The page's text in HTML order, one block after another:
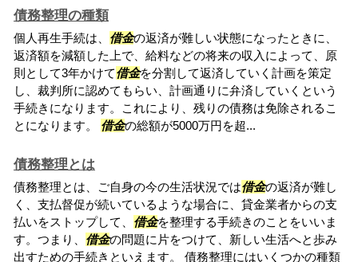
債務整理の種類
個人再生手続は、 借金の返済が難しい状態になったときに、
返済額を減額した上で、給料などの将来の収入によって、原
則として3年かけて借金を分割して返済していく計画を策定
し、裁判所に認めてもらい、計画通りに弁済していくという
手続きになります。これにより、残りの債務は免除されるこ
とになります。 借金の総額が5000万円を超...
債務整理とは
債務整理とは、ご自身の今の生活状況では借金の返済が難し
く、支払督促が続いているような場合に、貸金業者からの支
払いをストップして、 借金を整理する手続きのことをいいま
す。つまり、 借金の問題に片をつけて、新しい生活へと歩み
出すための手続きといえます。 債務整理にはいくつかの種類